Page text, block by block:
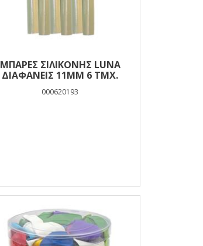
ΜΠΆΡΕΣ ΣΙΛΙΚΌΝΗΣ LUNA
ΔΙΑΦΑΝΕΊΣ 11MM 6 ΤΜΧ.
000620193